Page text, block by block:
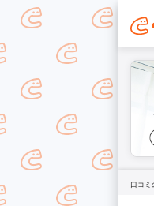
口コミ